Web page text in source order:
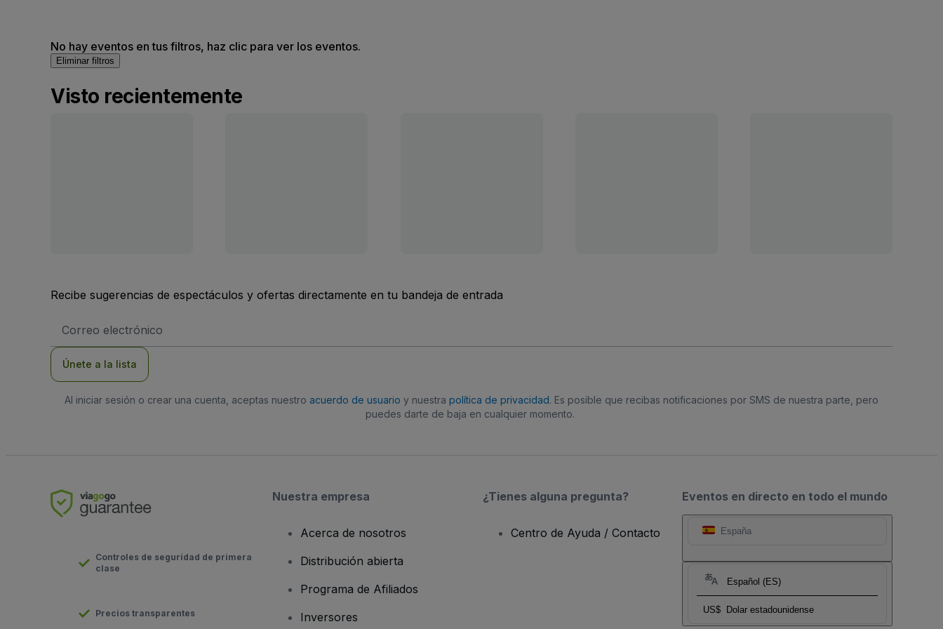
No hay eventos en tus filtros, haz clic para ver los eventos.
Eliminar filtros
Visto recientemente
Recibe sugerencias de espectáculos y ofertas directamente en tu bandeja de entrada
de
Únete a la lista
Al iniciar sesión o crear una cuenta, aceptas nuestro acuerdo de usuario y nuestra política de privacidad. Es posible que recibas notificaciones por SMS de nuestra parte, pero
puedes darte de baja en cualquier momento.
Eventos en directo en todo el mundo
España
Español (ES)
US$ Dolar estadounidense
Controles de seguridad de primera
clase
Precios transparentes
Nuestra empresa
Acerca de nosotros
Distribución abierta
Programa de Afiliados
Inversores
¿Tienes alguna pregunta?
Centro de Ayuda / Contacto